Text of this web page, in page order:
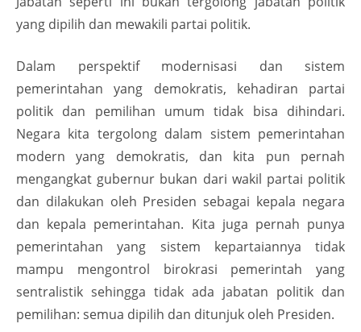
yang dipilih dan mewakili partai politik.
Dalam perspektif modernisasi dan sistem
pemerintahan yang demokratis, kehadiran partai
politik dan pemilihan umum tidak bisa dihindari.
Negara kita tergolong dalam sistem pemerintahan
modern yang demokratis, dan kita pun pernah
mengangkat gubernur bukan dari wakil partai politik
dan dilakukan oleh Presiden sebagai kepala negara
dan kepala pemerintahan. Kita juga pernah punya
pemerintahan yang sistem kepartaiannya tidak
mampu mengontrol birokrasi pemerintah yang
sentralistik sehingga tidak ada jabatan politik dan
pemilihan: semua dipilih dan ditunjuk oleh Presiden.